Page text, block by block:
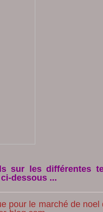
sur les différentes
dessous ...